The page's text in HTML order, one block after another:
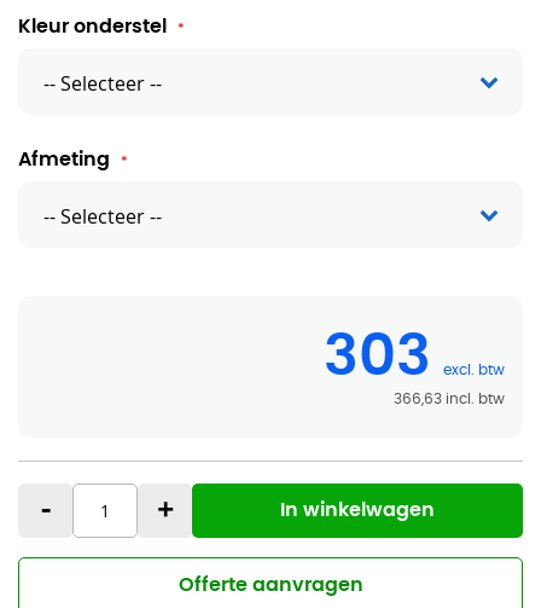
Kleur onderstel
Afmeting
303
366,63
- + In winkelwagen
Offerte aanvragen